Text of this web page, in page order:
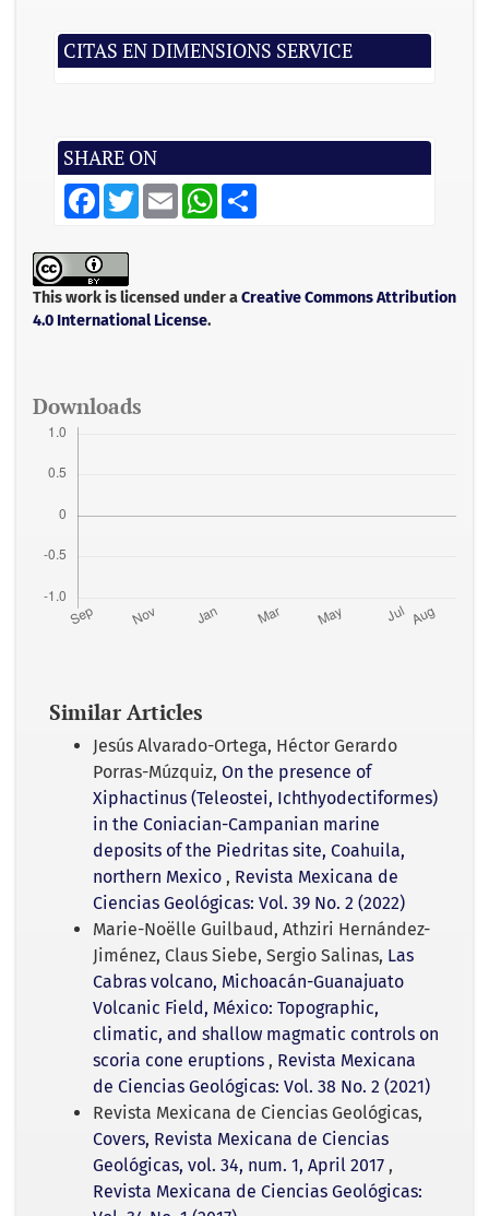
CITAS EN DIMENSIONS SERVICE
SHARE ON
F
a
b
o
o
k
T
w
r
E
m
W
p
S
This work is licensed under aCreative Commons Attribution
4.0 International License.
Downloads
Similar Articles
Jesús Alvarado-Ortega, Héctor Gerardo
Porras-Múzquiz, On the presence of
Xiphactinus (Teleostei, Ichthyodectiformes)
in the Coniacian-Campanian marine
deposits of the Piedritas site, Coahuila,
northern Mexico , Revista Mexicana de
Ciencias Geológicas: Vol. 39 No. 2 (2022)
Marie-Noëlle Guilbaud, Athziri Hernández-
Jiménez, Claus Siebe, Sergio Salinas, Las
Cabras volcano, Michoacán-Guanajuato
Volcanic Field, México: Topographic,
climatic, and shallow magmatic controls on
scoria cone eruptions , Revista Mexicana
de Ciencias Geológicas: Vol. 38 No. 2 (2021)
Revista Mexicana de Ciencias Geológicas,
Covers, Revista Mexicana de Ciencias
Geológicas, vol. 34, num. 1, April 2017 ,
Revista Mexicana de Ciencias Geológicas: